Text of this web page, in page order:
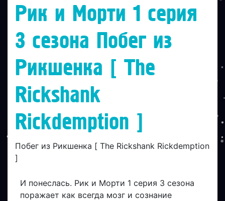
Рик и Морти 1 серия
3 сезона Побег из
Рикшенка [ The
Rickshank
Rickdemption ]
Побег из Рикшенка [ The Rickshank Rickdemption
]
И понеслась. Рик и Морти 1 серия 3 сезона
поражает как всегда мозг и сознание